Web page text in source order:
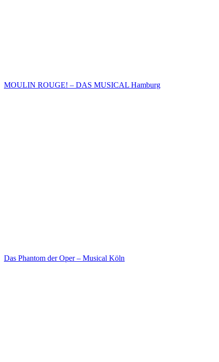
MOULIN ROUGE! – DAS MUSICAL Hamburg
Das Phantom der Oper – Musical Köln